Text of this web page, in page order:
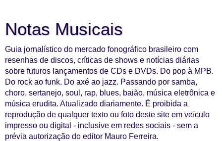
Notas Musicais
Guia jornalístico do mercado fonográfico brasileiro com
resenhas de discos, críticas de shows e notícias diárias
sobre futuros lançamentos de CDs e DVDs. Do pop à MPB.
Do rock ao funk. Do axé ao jazz. Passando por samba,
choro, sertanejo, soul, rap, blues, baião, música eletrônica e
música erudita. Atualizado diariamente. É proibida a
reprodução de qualquer texto ou foto deste site em veículo
impresso ou digital - inclusive em redes sociais - sem a
prévia autorização do editor Mauro Ferreira.